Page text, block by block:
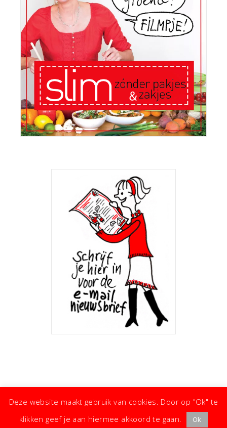
Deze website maakt gebruik van cookies. Door op "Ok" te
klikken geef je aan hiermee akkoord te gaan.
Ok